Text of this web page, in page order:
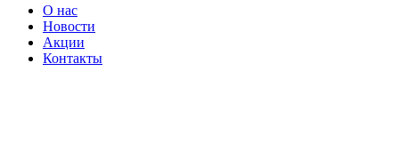
О нас
Новости
Акции
Контакты